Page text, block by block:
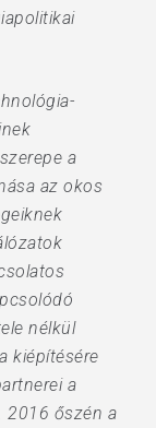
a
az okos
nélkül
kiépítésére
a
2016 őszén a